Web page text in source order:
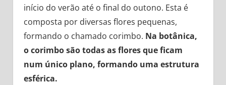
início do verão até o final do outono. Esta é
composta por diversas flores pequenas,
formando o chamado corimbo. Na botânica,
o corimbo são todas as flores que ficam
num único plano, formando uma estrutura
esférica.